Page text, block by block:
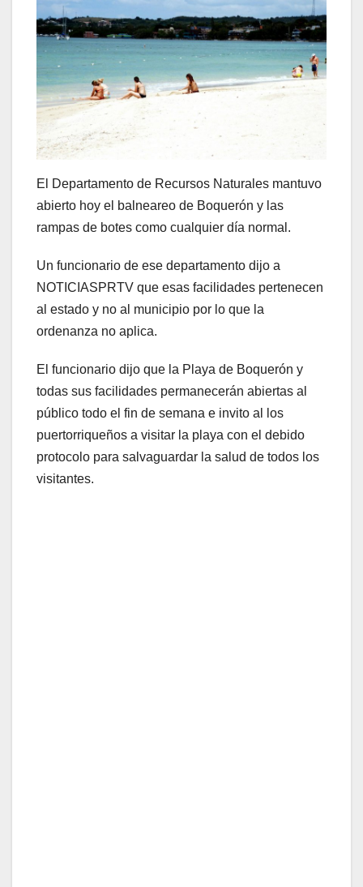
El Departamento de Recursos Naturales mantuvo
abierto hoy el balneareo de Boquerón y las
rampas de botes como cualquier día normal.
Un funcionario de ese departamento dijo a
NOTICIASPRTV que esas facilidades pertenecen
al estado y no al municipio por lo que la
ordenanza no aplica.
El funcionario dijo que la Playa de Boquerón y
todas sus facilidades permanecerán abiertas al
público todo el fin de semana e invito al los
puertorriqueños a visitar la playa con el debido
protocolo para salvaguardar la salud de todos los
visitantes.